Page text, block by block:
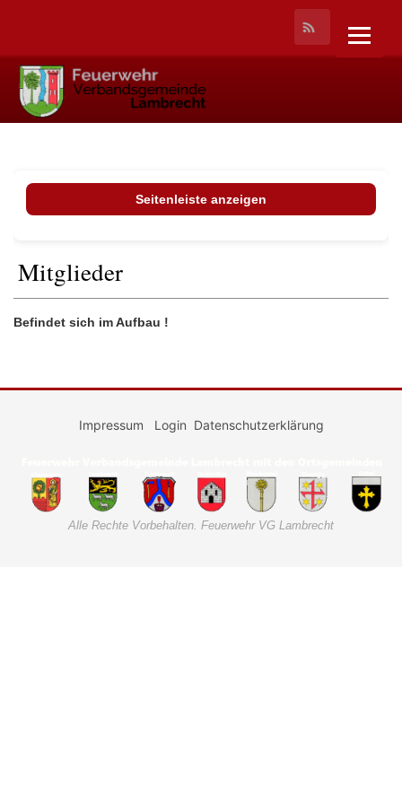
Mitglieder
Befindet sich im Aufbau !
Seitenleiste anzeigen
Impressum Login Datenschutzerklärung
Alle Rechte Vorbehalten. Feuerwehr VG Lambrecht